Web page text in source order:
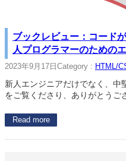
ブックレビュー：コード
人プログラマーのための
2023年9月17日 Category : HTML/
新人エンジニアだけでなく、中
をご覧くださり、ありがとうご
Read more